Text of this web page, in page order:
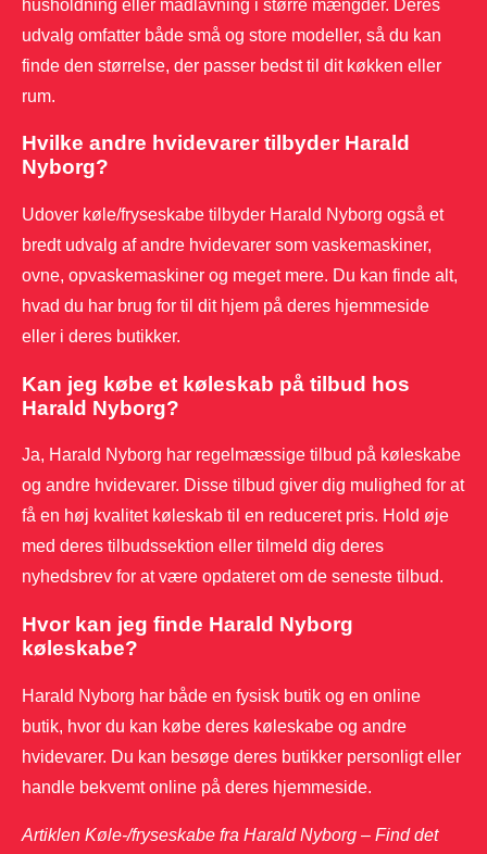
husholdning eller madlavning i større mængder. Deres
udvalg omfatter både små og store modeller, så du kan
finde den størrelse, der passer bedst til dit køkken eller
rum.
Hvilke andre hvidevarer tilbyder Harald
Nyborg?
Udover køle/fryseskabe tilbyder Harald Nyborg også et
bredt udvalg af andre hvidevarer som vaskemaskiner,
ovne, opvaskemaskiner og meget mere. Du kan finde alt,
hvad du har brug for til dit hjem på deres hjemmeside
eller i deres butikker.
Kan jeg købe et køleskab på tilbud hos
Harald Nyborg?
Ja, Harald Nyborg har regelmæssige tilbud på køleskabe
og andre hvidevarer. Disse tilbud giver dig mulighed for at
få en høj kvalitet køleskab til en reduceret pris. Hold øje
med deres tilbudssektion eller tilmeld dig deres
nyhedsbrev for at være opdateret om de seneste tilbud.
Hvor kan jeg finde Harald Nyborg
køleskabe?
Harald Nyborg har både en fysisk butik og en online
butik, hvor du kan købe deres køleskabe og andre
hvidevarer. Du kan besøge deres butikker personligt eller
handle bekvemt online på deres hjemmeside.
Artiklen Køle-/fryseskabe fra Harald Nyborg – Find det